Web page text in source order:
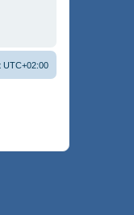
UTC+02:00